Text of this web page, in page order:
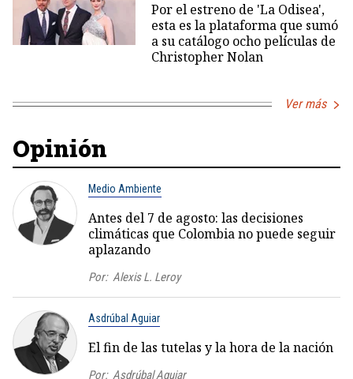
Por el estreno de 'La Odisea',
esta es la plataforma que sumó
a su catálogo ocho películas de
Christopher Nolan
Ver más
Opinión
Medio Ambiente
Antes del 7 de agosto: las decisiones
climáticas que Colombia no puede seguir
aplazando
Por: Alexis L. Leroy
Asdrúbal Aguiar
El fin de las tutelas y la hora de la nación
Por: Asdrúbal Aguiar